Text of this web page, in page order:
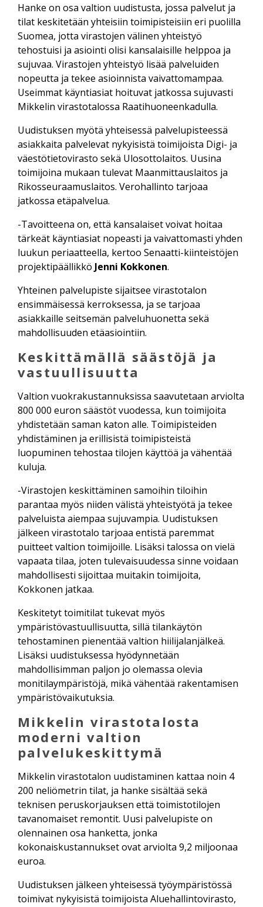
Hanke on osa valtion uudistusta, jossa palvelut ja
tilat keskitetään yhteisiin toimipisteisiin eri puolilla
Suomea, jotta virastojen välinen yhteistyö
tehostuisi ja asiointi olisi kansalaisille helppoa ja
sujuvaa. Virastojen yhteistyö lisää palveluiden
nopeutta ja tekee asioinnista vaivattomampaa.
Useimmat käyntiasiat hoituvat jatkossa sujuvasti
Mikkelin virastotalossa Raatihuoneenkadulla.
Uudistuksen myötä yhteisessä palvelupisteessä
asiakkaita palvelevat nykyisistä toimijoista Digi- ja
väestötietovirasto sekä Ulosottolaitos. Uusina
toimijoina mukaan tulevat Maanmittauslaitos ja
Rikosseuraamuslaitos. Verohallinto tarjoaa
jatkossa etäpalvelua.
-Tavoitteena on, että kansalaiset voivat hoitaa
tärkeät käyntiasiat nopeasti ja vaivattomasti yhden
luukun periaatteella, kertoo Senaatti-kiinteistöjen
projektipäällikkö Jenni Kokkonen.
Yhteinen palvelupiste sijaitsee virastotalon
ensimmäisessä kerroksessa, ja se tarjoaa
asiakkaille seitsemän palveluhuonetta sekä
mahdollisuuden etäasiointiin.
Keskittämällä säästöjä ja
vastuullisuutta
Valtion vuokrakustannuksissa saavutetaan arviolta
800 000 euron säästöt vuodessa, kun toimijoita
yhdistetään saman katon alle. Toimipisteiden
yhdistäminen ja erillisistä toimipisteistä
luopuminen tehostaa tilojen käyttöä ja vähentää
kuluja.
-Virastojen keskittäminen samoihin tiloihin
parantaa myös niiden välistä yhteistyötä ja tekee
palveluista aiempaa sujuvampia. Uudistuksen
jälkeen virastotalo tarjoaa entistä paremmat
puitteet valtion toimijoille. Lisäksi talossa on vielä
vapaata tilaa, joten tulevaisuudessa sinne voidaan
mahdollisesti sijoittaa muitakin toimijoita,
Kokkonen jatkaa.
Keskitetyt toimitilat tukevat myös
ympäristövastuullisuutta, sillä tilankäytön
tehostaminen pienentää valtion hiilijalanjälkeä.
Lisäksi uudistuksessa hyödynnetään
mahdollisimman paljon jo olemassa olevia
monitilaympäristöjä, mikä vähentää rakentamisen
ympäristövaikutuksia.
Mikkelin virastotalosta
moderni valtion
palvelukeskittymä
Mikkelin virastotalon uudistaminen kattaa noin 4
200 neliömetrin tilat, ja hanke sisältää sekä
teknisen peruskorjauksen että toimistotilojen
tavanomaiset remontit. Uusi palvelupiste on
olennainen osa hanketta, jonka
kokonaiskustannukset ovat arviolta 9,2 miljoonaa
euroa.
Uudistuksen jälkeen yhteisessä työympäristössä
toimivat nykyisistä toimijoista Aluehallintovirasto,